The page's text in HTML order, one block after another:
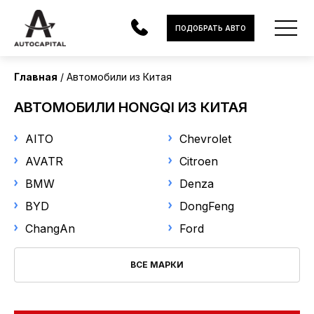
В НАЛИЧИИ
МОТОЦИКЛЫ
ЛИЗИНГ
НОВОСТИ
ПОДОБРАТЬ АВТО
Главная Автомобили из Китая
АВТОМОБИЛИ HONGQI ИЗ КИТАЯ
AITO
AVATR
BMW
BYD
ChangAn
Chevrolet
Citroen
Denza
DongFeng
Ford
ВСЕ МАРКИ
Страна поставки
Модель
Выберите модель
Год выпуска
от до